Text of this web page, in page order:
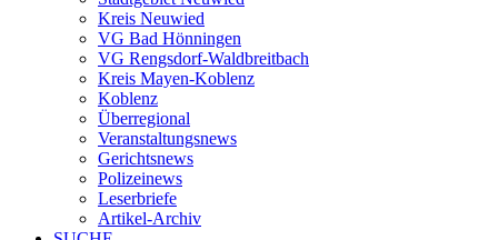
Kreis Neuwied
VG Bad Hönningen
VG Rengsdorf-Waldbreitbach
Kreis Mayen-Koblenz
Koblenz
Überregional
Veranstaltungsnews
Gerichtsnews
Polizeinews
Leserbriefe
Artikel-Archiv